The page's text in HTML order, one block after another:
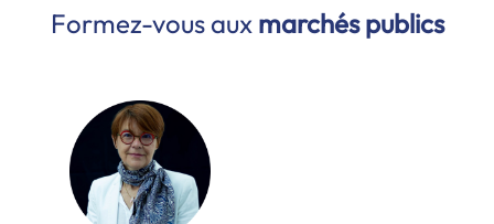
Formez-vous aux marchés publics